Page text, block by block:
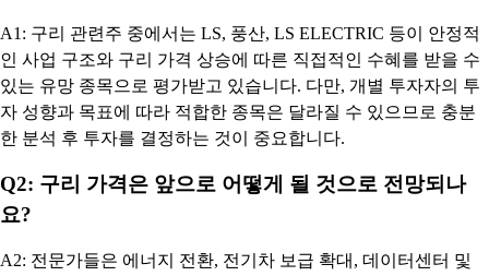
A1: 구리 관련주 중에서는 LS, 풍산, LS ELECTRIC 등이 안정적
인 사업 구조와 구리 가격 상승에 따른 직접적인 수혜를 받을 수
있는 유망 종목으로 평가받고 있습니다. 다만, 개별 투자자의 투
자 성향과 목표에 따라 적합한 종목은 달라질 수 있으므로 충분
한 분석 후 투자를 결정하는 것이 중요합니다.
Q2: 구리 가격은 앞으로 어떻게 될 것으로 전망되나
요?
A2: 전문가들은 에너지 전환, 전기차 보급 확대, 데이터센터 및